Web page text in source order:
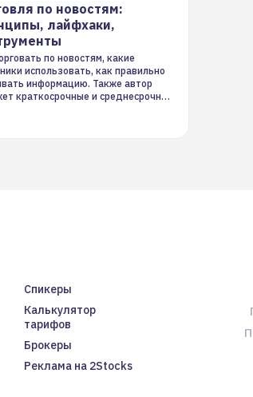
по новостям:
лайфхаки,
по новостям, какие
использовать, как правильно
информацию. Также автор
краткосрочные и среднесрочные
Спикеры
Калькулятор
тарифов
Брокеры
Реклама на 2Stocks